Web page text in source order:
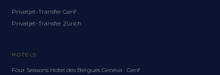
Privatjet-Transfer Genf
Privatjet-Transfer Zürich
HOTELS
Four Seasons Hotel des Bergues Geneva · Genf